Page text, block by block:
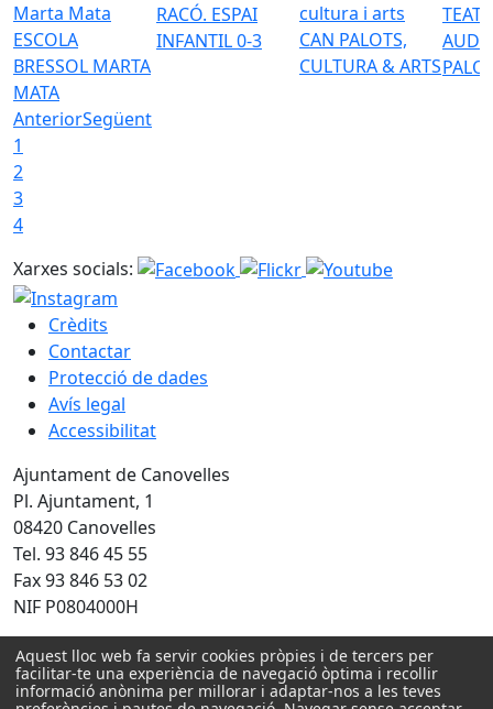
ESCOLA
BRESSOL MARTA
MATA
RACÓ. ESPAI
INFANTIL 0-3
CAN PALOTS,
CULTURA & ARTS
AnteriorSegüent
1
2
3
4
Xarxes socials:
Crèdits
Contactar
Protecció de dades
Avís legal
Accessibilitat
Ajuntament de Canovelles
Pl. Ajuntament, 1
08420 Canovelles
Tel. 93 846 45 55
Fax 93 846 53 02
NIF P0804000H
Amb la col·laboració de:
Aquest lloc web fa servir cookies pròpies i de tercers per
facilitar-te una experiència de navegació òptima i recollir
informació anònima per millorar i adaptar-nos a les teves